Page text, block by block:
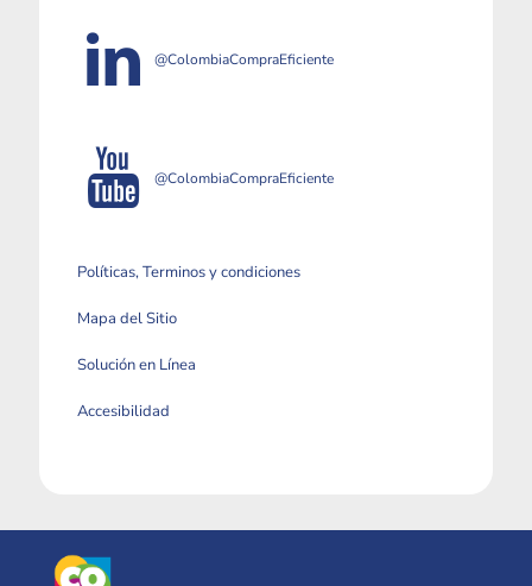
@ColombiaCompraEficiente
@ColombiaCompraEficiente
Políticas, Terminos y condiciones
Mapa del Sitio
Solución en Línea
Accesibilidad